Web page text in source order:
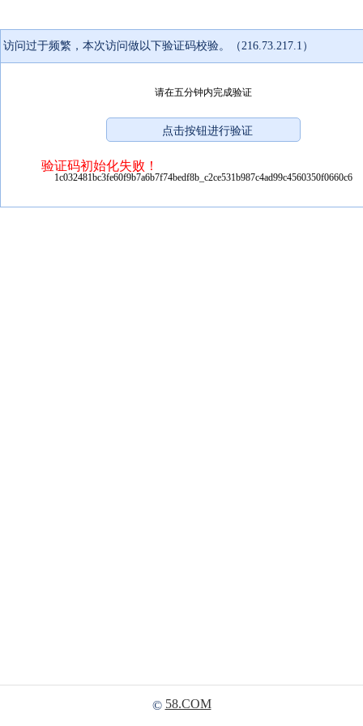
访问过于频繁，本次访问做以下验证码校验。（216.73.217.1）
请在五分钟内完成验证
验证码初始化失败！
1c032481bc3fe60f9b7a6b7f74bedf8b_c2ce531b987c4ad99c4560350f0660c6
© 58.COM